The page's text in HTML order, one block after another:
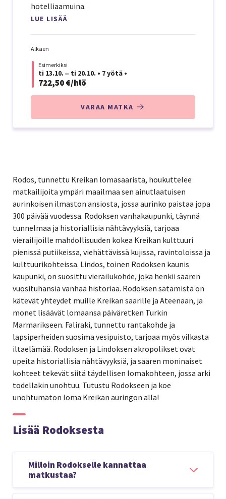
hotelliaamuina.
LUE LISÄÄ
Alkaen
Esimerkiksi
ti 13.10. ‒ ti 20.10. • 7 yötä •
722,50 €/hlö
VARAA MATKA
Rodos, tunnettu Kreikan lomasaarista, houkuttelee
matkailijoita ympäri maailmaa sen ainutlaatuisen
aurinkoisen ilmaston ansiosta, jossa aurinko paistaa jopa
300 päivää vuodessa. Rodoksen vanhakaupunki, täynnä
tunnelmaa ja historiallisia nähtävyyksiä, tarjoaa
vierailijoille mahdollisuuden kokea Kreikan kulttuuri
pienissä putiikeissa, viehättävissä kujissa, ravintoloissa ja
kulttuurikohteissa. Lindos, toinen Rodoksen kaunis
kaupunki, on suosittu vierailukohde, joka henkii saaren
vuosituhansia vanhaa historiaa. Rodoksen satamista on
kätevät yhteydet muille Kreikan saarille ja Ateenaan, ja
monet lisäävät lomaansa päiväretken Turkin
Marmarikseen. Faliraki, tunnettu rantakohde ja
lapsiperheiden suosima vesipuisto, tarjoaa myös vilkasta
iltaelämää. Rodoksen ja Lindoksen akropolikset ovat
upeita historiallisia nähtävyyksiä, ja saaren moninaiset
kohteet tekevät siitä täydellisen lomakohteen, jossa arki
todellakin unohtuu. Tutustu Rodokseen ja koe
unohtumaton loma Kreikan auringon alla!
Lisää Rodoksesta
Milloin Rodokselle kannattaa
matkustaa?